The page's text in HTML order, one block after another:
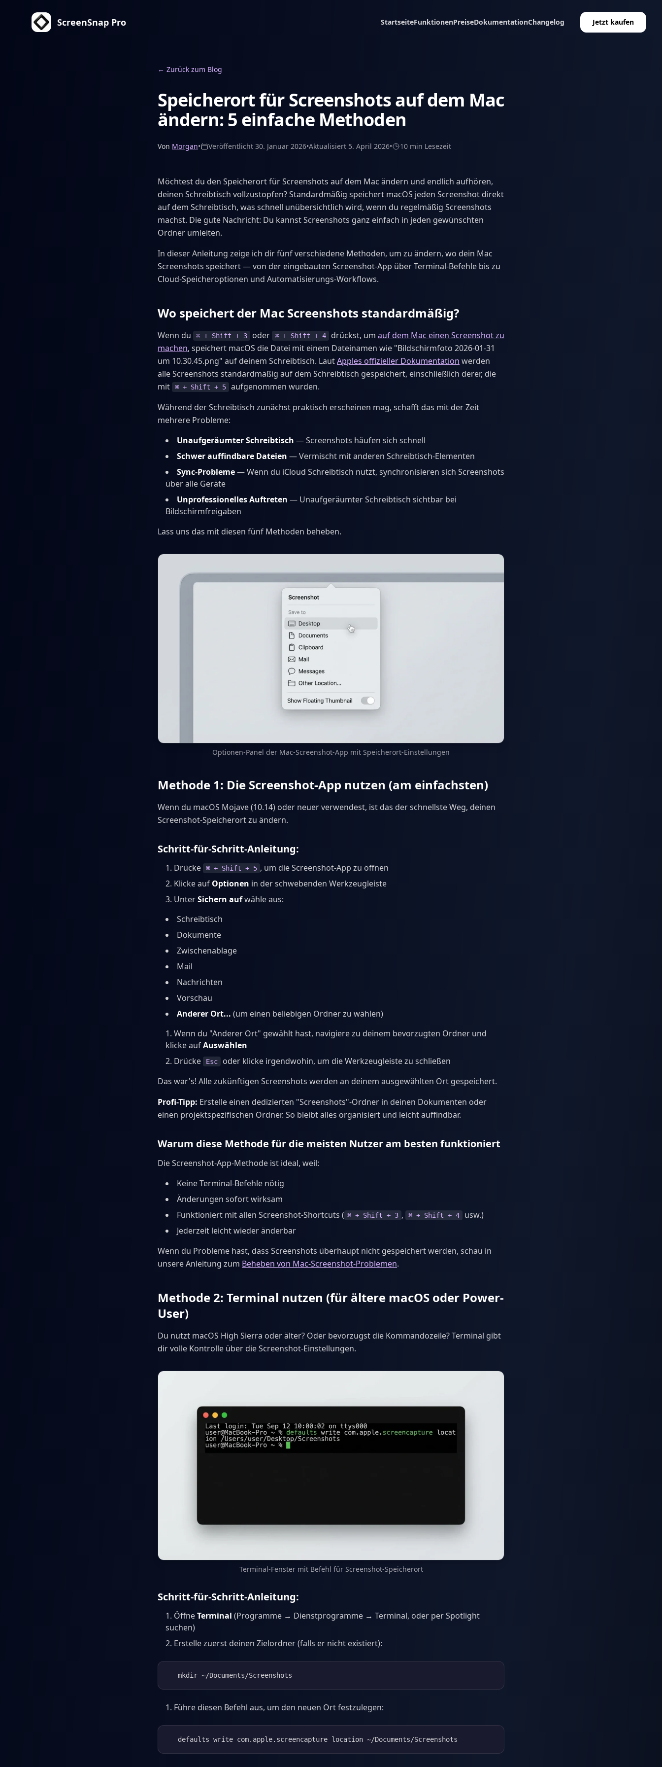
ScreenSnap Pro StartseiteFunktionenPreiseDokumentationChangelog Jetzt kaufen
← Zurück zum Blog
Speicherort für Screenshots auf dem Mac
ändern: 5 einfache Methoden
Von Morgan• Veröffentlicht 30. Januar 2026•Aktualisiert 5. April 2026• 10 min Lesezeit
Möchtest du den Speicherort für Screenshots auf dem Mac ändern und endlich aufhören,
deinen Schreibtisch vollzustopfen? Standardmäßig speichert macOS jeden Screenshot direkt
auf dem Schreibtisch, was schnell unübersichtlich wird, wenn du regelmäßig Screenshots
machst. Die gute Nachricht: Du kannst Screenshots ganz einfach in jeden gewünschten
Ordner umleiten.
In dieser Anleitung zeige ich dir fünf verschiedene Methoden, um zu ändern, wo dein Mac
Screenshots speichert — von der eingebauten Screenshot-App über Terminal-Befehle bis zu
Cloud-Speicheroptionen und Automatisierungs-Workflows.
Wo speichert der Mac Screenshots standardmäßig?
Wenn du ⌘ + Shift + 3 oder ⌘ + Shift + 4 drückst, um auf dem Mac einen Screenshot zu
machen, speichert macOS die Datei mit einem Dateinamen wie "Bildschirmfoto 2026-01-31
um 10.30.45.png" auf deinem Schreibtisch. LautApples offizieller Dokumentation werden
alle Screenshots standardmäßig auf dem Schreibtisch gespeichert, einschließlich derer, die
mit
⌘ + Shift + 5
aufgenommen wurden.
Während der Schreibtisch zunächst praktisch erscheinen mag, schafft das mit der Zeit
mehrere Probleme:
Unaufgeräumter Schreibtisch — Screenshots häufen sich schnell
Schwer auffindbare Dateien — Vermischt mit anderen Schreibtisch-Elementen
Sync-Probleme— Wenn du iCloud Schreibtisch nutzt, synchronisieren sich Screenshots
über alle Geräte
Unprofessionelles Auftreten — Unaufgeräumter Schreibtisch sichtbar bei
Bildschirmfreigaben
Lass uns das mit diesen fünf Methoden beheben.
Optionen-Panel der Mac-Screenshot-App mit Speicherort-Einstellungen
Methode 1: Die Screenshot-App nutzen (am einfachsten)
Wenn du macOS Mojave (10.14) oder neuer verwendest, ist das der schnellste Weg, deinen
Screenshot-Speicherort zu ändern.
Schritt-für-Schritt-Anleitung:
Drücke ⌘ + Shift + 5 , um die Screenshot-App zu öffnen
Klicke auf Optionen in der schwebenden Werkzeugleiste
UnterSichern aufwähle aus:
Schreibtisch
Dokumente
Zwischenablage
Mail
Nachrichten
Vorschau
Anderer Ort... (um einen beliebigen Ordner zu wählen)
Wenn du "Anderer Ort" gewählt hast, navigiere zu deinem bevorzugten Ordner und
klicke aufAuswählen
Drücke
Esc
oder klicke irgendwohin, um die Werkzeugleiste zu schließen
Das war's! Alle zukünftigen Screenshots werden an deinem ausgewählten Ort gespeichert.
Profi-Tipp: Erstelle einen dedizierten "Screenshots"-Ordner in deinen Dokumenten oder
einen projektspezifischen Ordner. So bleibt alles organisiert und leicht auffindbar.
Warum diese Methode für die meisten Nutzer am besten funktioniert
Die Screenshot-App-Methode ist ideal, weil:
Keine Terminal-Befehle nötig
Änderungen sofort wirksam
Funktioniert mit allen Screenshot-Shortcuts ( ⌘ + Shift + 3 , ⌘ + Shift + 4
usw.)
Jederzeit leicht wieder änderbar
Wenn du Probleme hast, dass Screenshots überhaupt nicht gespeichert werden, schau in
unsere Anleitung zum Beheben von Mac-Screenshot-Problemen.
Methode 2: Terminal nutzen (für ältere macOS oder Power-
User)
Du nutzt macOS High Sierra oder älter? Oder bevorzugst die Kommandozeile? Terminal gibt
dir volle Kontrolle über die Screenshot-Einstellungen.
Terminal-Fenster mit Befehl für Screenshot-Speicherort
Schritt-für-Schritt-Anleitung:
ÖffneTerminal (Programme → Dienstprogramme → Terminal, oder per Spotlight
suchen)
Erstelle zuerst deinen Zielordner (falls er nicht existiert):
   mkdir ~/Documents/Screenshots
Führe diesen Befehl aus, um den neuen Ort festzulegen:
   defaults write com.apple.screencapture location ~/Documents/Screenshots